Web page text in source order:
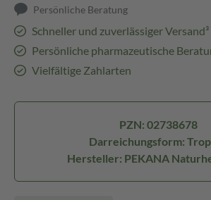
Persönliche Beratung
Schneller und zuverlässiger Versand³
Persönliche pharmazeutische
Vielfältige Zahlarten
PZN: 02738678
Darreichungsform:
Hersteller: PEKANA